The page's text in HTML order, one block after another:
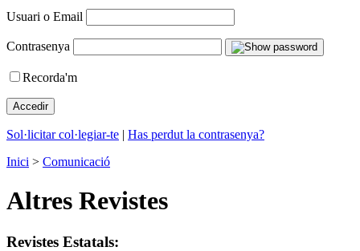
Usuari o Email
Contrasenya
Recorda'm
Sol·licitar col·legiar-te | Has perdut la contrasenya?
Inici > Comunicació
Altres Revistes
Revistes Estatals: